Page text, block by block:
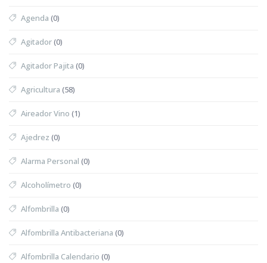
Agenda (0)
Agitador(0)
Agitador Pajita (0)
Agricultura (58)
Aireador Vino (1)
Ajedrez (0)
Alarma Personal (0)
Alcoholímetro (0)
Alfombrilla (0)
Alfombrilla Antibacteriana (0)
Alfombrilla Calendario (0)